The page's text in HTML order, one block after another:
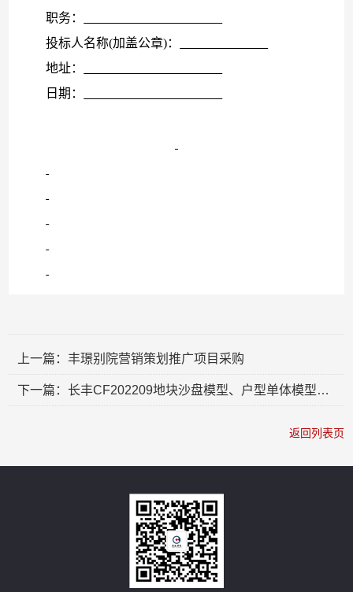
职务：
投标人名称(加盖公章)：
地址：
日期：
上一篇：丰璟别院营销策划推广项目采购
下一篇：长丰CF202209地块沙盘模型、户型单体模型制作安装工程
返回列表页